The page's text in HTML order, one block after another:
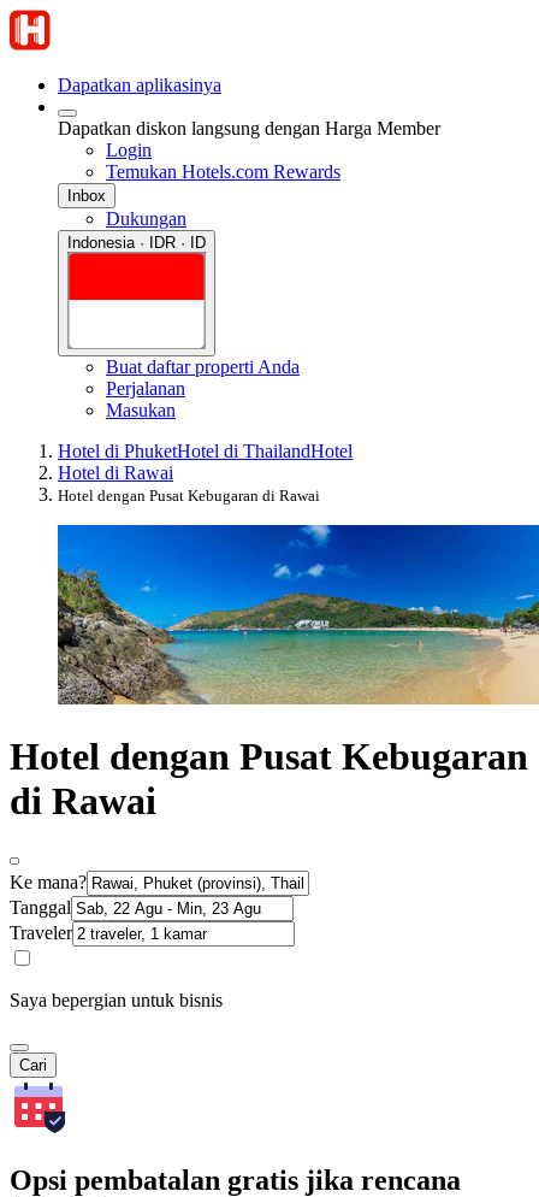
Dapatkan aplikasinya
Dapatkan diskon langsung dengan Harga Member
Login
Temukan Hotels.com Rewards
Inbox
Dukungan
Indonesia · IDR · ID
Buat daftar properti Anda
Perjalanan
Masukan
Hotel di PhuketHotel di ThailandHotel
Hotel di Rawai
Hotel dengan Pusat Kebugaran di Rawai
Hotel dengan Pusat Kebugaran
di Rawai
Ke mana?
Tanggal
Traveler
Saya bepergian untuk bisnis
Cari
Opsi pembatalan gratis jika rencana